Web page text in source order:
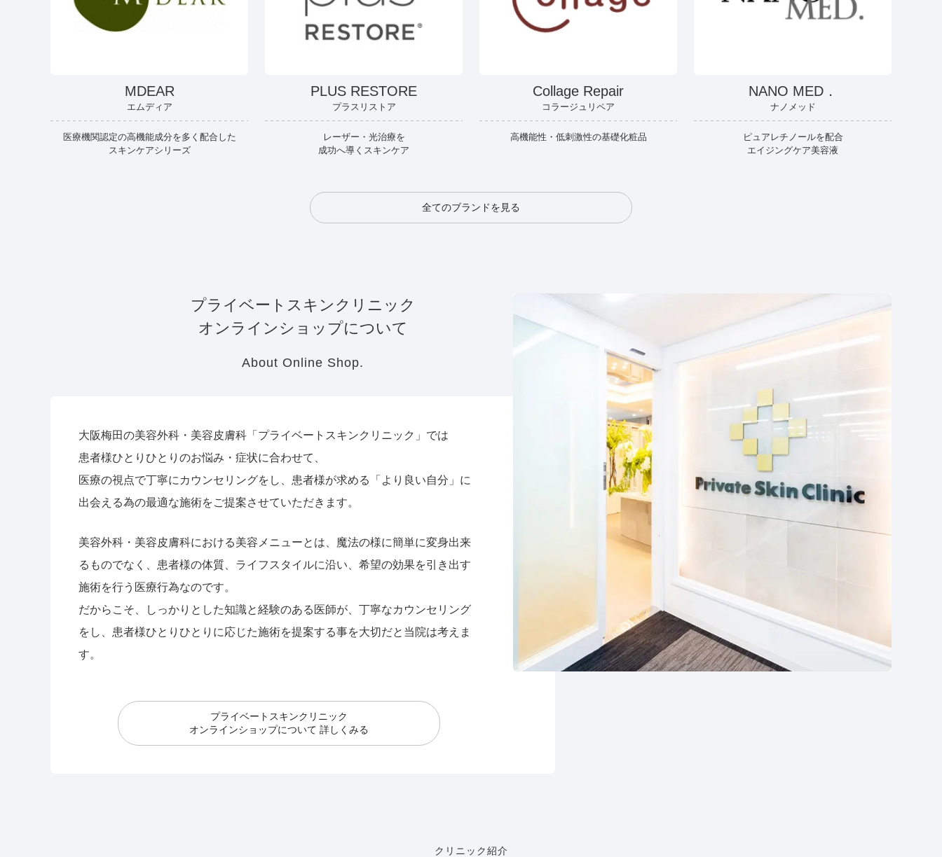
MDEAR
エムディア
医療機関認定の高機能成分を多く配合した
スキンケアシリーズ
PLUS RESTORE
プラスリストア
レーザー・光治療を
成功へ導くスキンケア
Collage Repair
コラージュリペア
高機能性・低刺激性の基礎化粧品
NANO MED．
ナノメッド
ピュアレチノールを配合
エイジングケア美容液
全てのブランドを見る
プライベートスキンクリニック
オンラインショップについて
About Online Shop.
大阪梅田の美容外科・美容皮膚科「プライベートスキンクリニック」では
患者様ひとりひとりのお悩み・症状に合わせて、
医療の視点で丁寧にカウンセリングをし、患者様が求める「より良い自分」に
出会える為の最適な施術をご提案させていただきます。
美容外科・美容皮膚科における美容メニューとは、魔法の様に簡単に変身出来
るものでなく、患者様の体質、ライフスタイルに沿い、希望の効果を引き出す
施術を行う医療行為なのです。
だからこそ、しっかりとした知識と経験のある医師が、丁寧なカウンセリング
をし、患者様ひとりひとりに応じた施術を提案する事を大切だと当院は考えま
す。
プライベートスキンクリニック
オンラインショップについて 詳しくみる
クリニック紹介